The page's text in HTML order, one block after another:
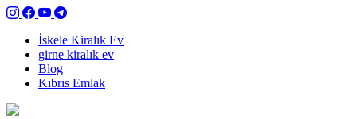
İskele Kiralık Ev
girne kiralık ev
Blog
Kıbrıs Emlak